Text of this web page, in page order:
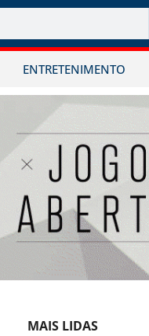
ENTRETENIMENTO
MAIS LIDAS